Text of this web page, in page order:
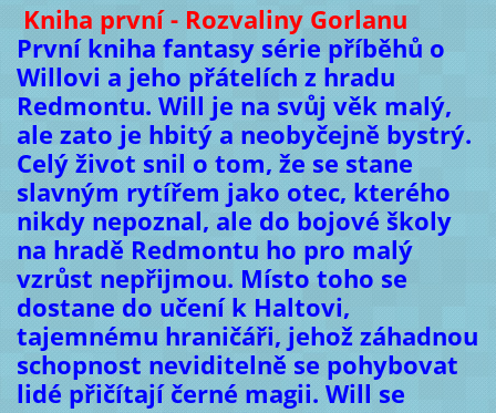
Kniha první - Rozvaliny Gorlanu
První kniha fantasy série příběhů o
Willovi a jeho přátelích z hradu
Redmontu. Will je na svůj věk malý,
ale zato je hbitý a neobyčejně bystrý.
Celý život snil o tom, že se stane
slavným rytířem jako otec, kterého
nikdy nepoznal, ale do bojové školy
na hradě Redmontu ho pro malý
vzrůst nepřijmou. Místo toho se
dostane do učení k Haltovi,
tajemnému hraničáři, jehož záhadnou
schopnost neviditelně se pohybovat
lidé přičítají černé magii. Will se